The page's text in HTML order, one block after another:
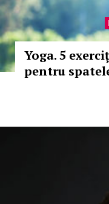
Yoga. 5
pentru